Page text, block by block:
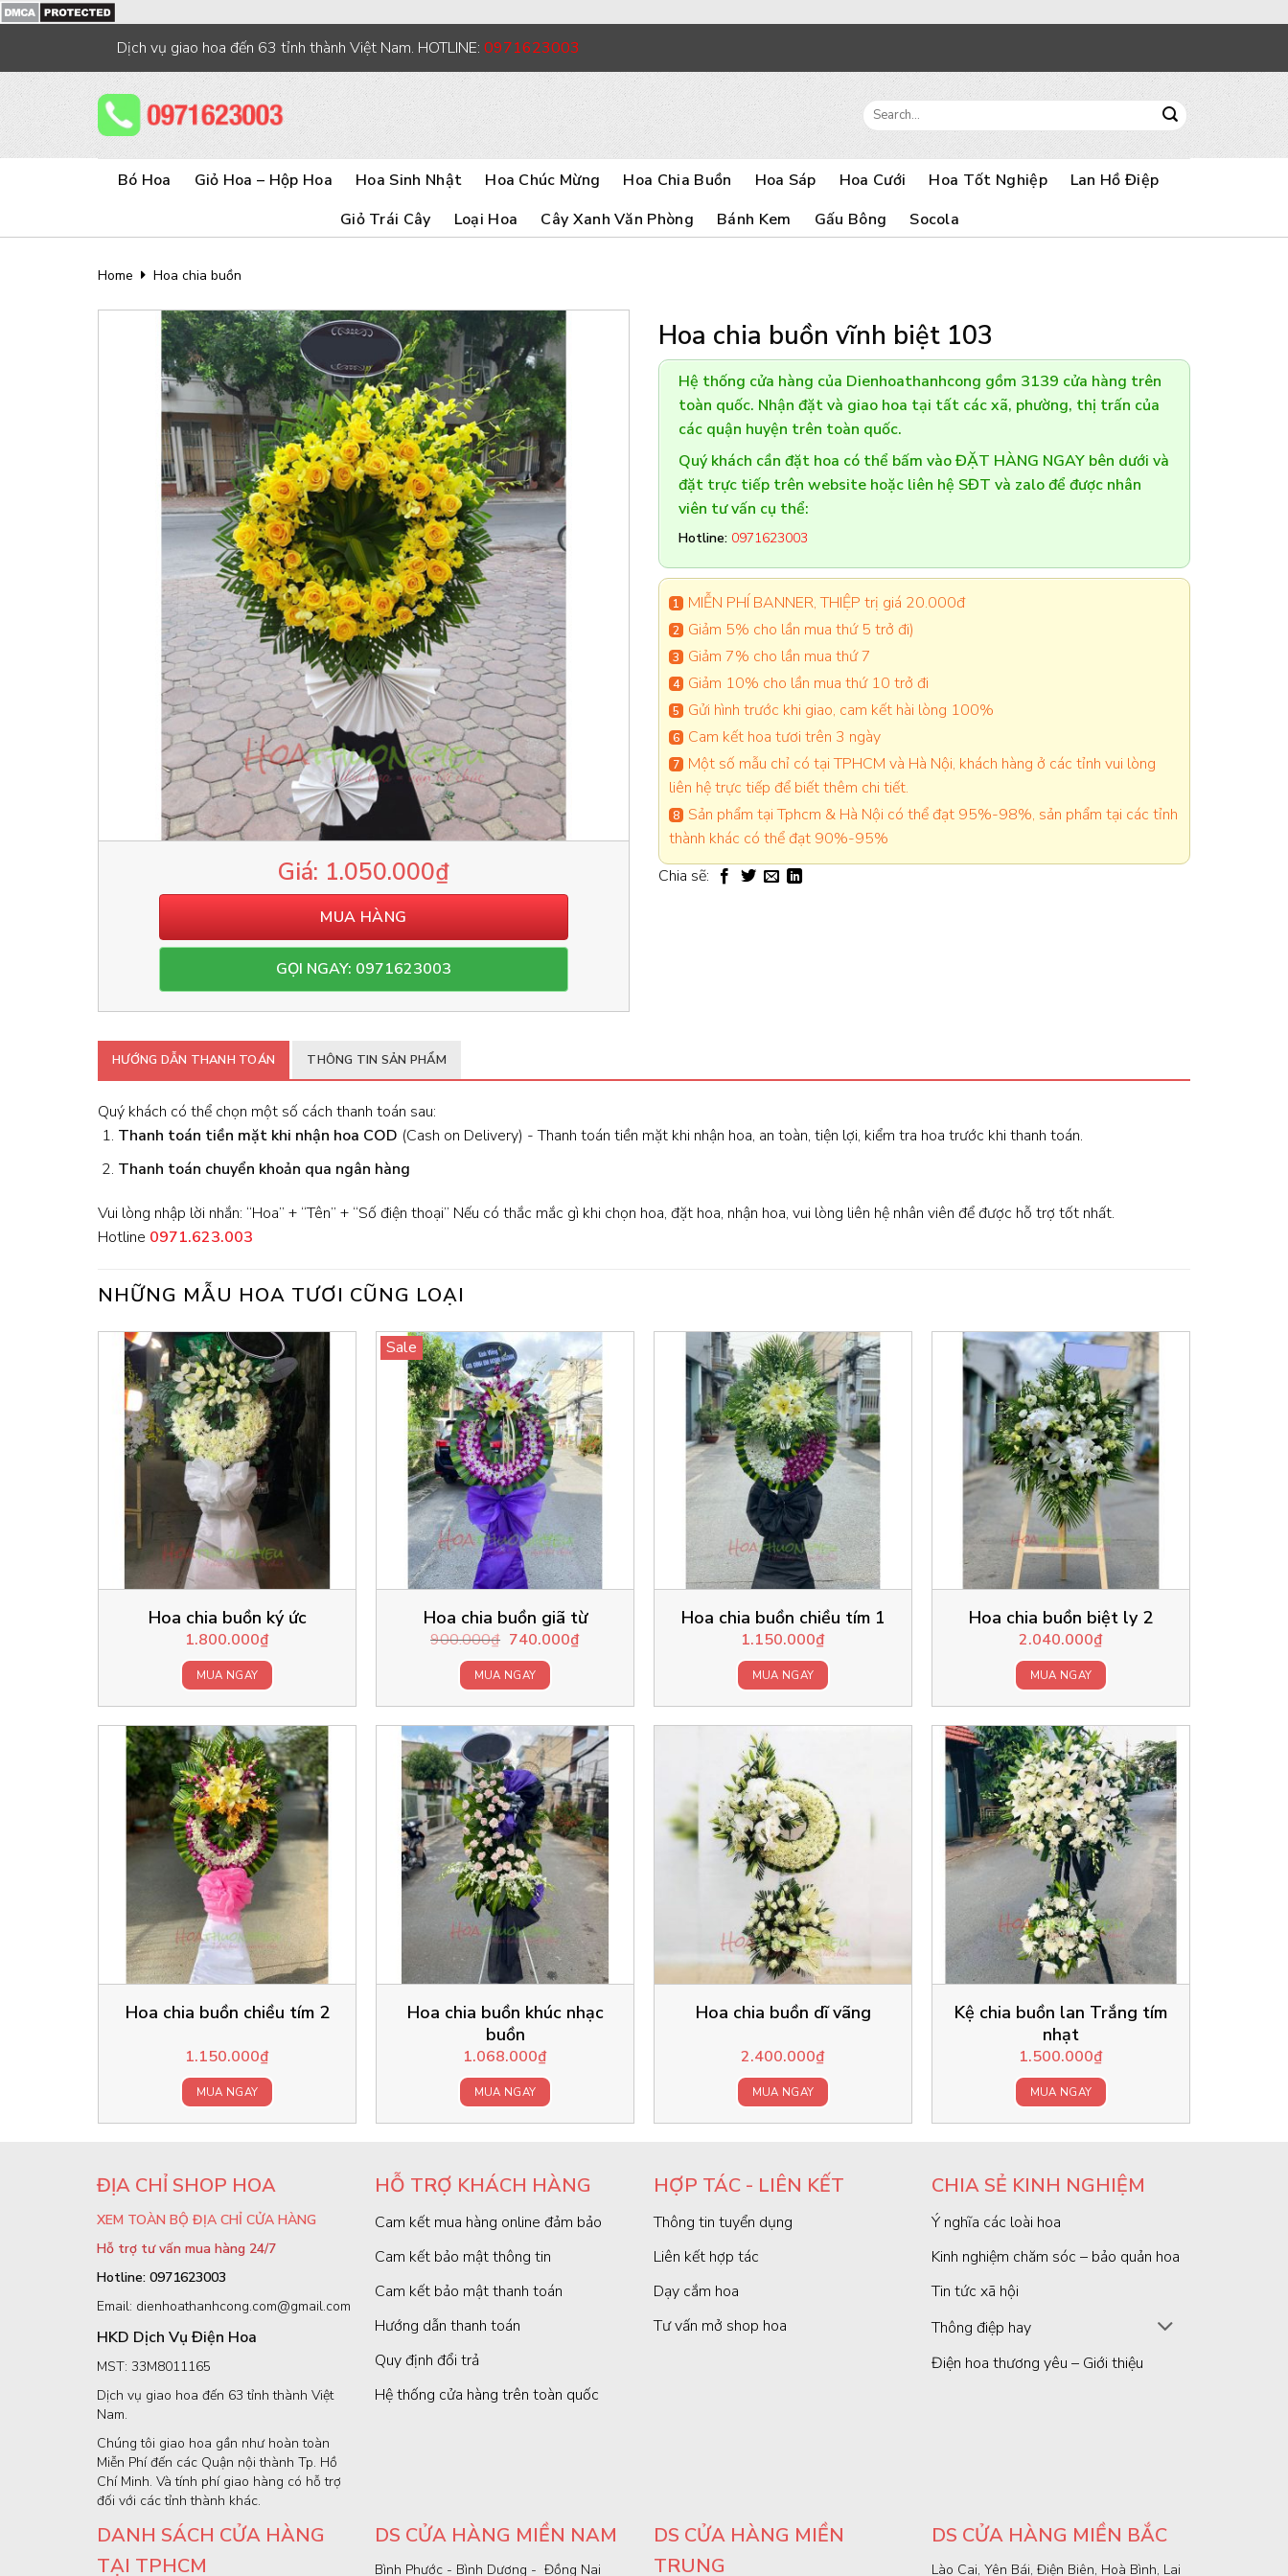
content
Dịch vụ giao hoa đến 63 tỉnh thành Việt Nam. HOTLINE: 0971623003
Search
for:
Bó Hoa Giỏ Hoa – Hộp Hoa Hoa Sinh Nhật Hoa Chúc Mừng Hoa Chia Buồn Hoa Sáp Hoa Cưới Hoa Tốt Nghiệp
Lan Hồ Điệp
Giỏ Trái Cây
Loại Hoa Cây Xanh Văn Phòng Bánh Kem Gấu Bông Socola
Home Hoa chia buồn
1.050.000₫
MUA HÀNG
GỌI NGAY: 0971623003
Hoa chia buồn vĩnh biệt 103
Hệ thống cửa hàng của Dienhoathanhcong gồm 3139 cửa hàng trên
toàn quốc. Nhận đặt và giao hoa tại tất các xã, phường, thị trấn của
các quận huyện trên toàn quốc.
Quý khách cần đặt hoa có thể bấm vào ĐẶT HÀNG NGAY bên dưới và
đặt trực tiếp trên website hoặc liên hệ SĐT và zalo để được nhân
viên tư vấn cụ thể:
Hotline: 0971623003
MIỄN PHÍ BANNER, THIỆP trị giá 20.000đ
Giảm 5% cho lần mua thứ 5 trở đi)
Giảm 7% cho lần mua thứ 7
Giảm 10% cho lần mua thứ 10 trở đi
Gửi hình trước khi giao, cam kết hài lòng 100%
Cam kết hoa tươi trên 3 ngày
Một số mẫu chỉ có tại TPHCM và Hà Nội, khách hàng ở các tỉnh vui lòng
liên hệ trực tiếp để biết thêm chi tiết.
Sản phẩm tại Tphcm & Hà Nội có thể đạt 95%-98%, sản phẩm tại các tỉnh
thành khác có thể đạt 90%-95%
Chia sẽ:
HƯỚNG DẪN THANH TOÁN THÔNG TIN SẢN PHẨM
Quý khách có thể chọn một số cách thanh toán sau:
Thanh toán tiền mặt khi nhận hoa COD (Cash on Delivery) - Thanh toán tiền mặt khi nhận hoa, an toàn, tiện lợi, kiểm tra hoa trước khi thanh toán.
Thanh toán chuyển khoản qua ngân hàng
Vui lòng nhập lời nhắn: “Hoa” + “Tên” + “Số điện thoại” Nếu có thắc mắc gì khi chọn hoa, đặt hoa, nhận hoa, vui lòng liên hệ nhân viên để được hỗ trợ tốt nhất.
Hotline 0971.623.003
NHỮNG MẪU HOA TƯƠI CŨNG LOẠI
Hoa chia buồn ký ức
1.800.000₫
MUA NGAY
Sale
Hoa chia buồn giã từ
900.000₫ Original
was:
900.000₫.
740.000₫Current
MUA NGAY
Hoa chia buồn chiều tím 1
1.150.000₫
MUA NGAY
Hoa chia buồn biệt ly 2
2.040.000₫
MUA NGAY
Hoa chia buồn chiều tím 2
1.150.000₫
MUA NGAY
Hoa chia buồn khúc nhạc
buồn
1.068.000₫
MUA NGAY
Hoa chia buồn dĩ vãng
2.400.000₫
MUA NGAY
Kệ chia buồn lan Trắng tím
nhạt
1.500.000₫
MUA NGAY
ĐỊA CHỈ SHOP HOA
XEM TOÀN BỘ ĐỊA CHỈ CỬA HÀNG
Hỗ trợ tư vấn mua hàng 24/7
Hotline: 0971623003
Email: dienhoathanhcong.com@gmail.com
HKD Dịch Vụ Điện Hoa
MST: 33M8011165
Dịch vụ giao hoa đến 63 tỉnh thành Việt
Nam.
Chúng tôi giao hoa gần như hoàn toàn
Miễn Phí đến các Quận nội thành Tp. Hồ
Chí Minh. Và tính phí giao hàng có hỗ trợ
đối với các tỉnh thành khác.
HỖ TRỢ KHÁCH HÀNG
Cam kết mua hàng online đảm bảo
Cam kết bảo mật thông tin
Cam kết bảo mật thanh toán
Hướng dẫn thanh toán
Quy định đổi trả
Hệ thống cửa hàng trên toàn quốc
HỢP TÁC - LIÊN KẾT
Thông tin tuyển dụng
Liên kết hợp tác
Dạy cắm hoa
Tư vấn mở shop hoa
CHIA SẺ KINH NGHIỆM
Ý nghĩa các loài hoa
Kinh nghiệm chăm sóc – bảo quản hoa
Tin tức xã hội
Thông điệp hay
Điện hoa thương yêu – Giới thiệu
DANH SÁCH CỬA HÀNG
TẠI TPHCM
DS CỬA HÀNG MIỀN NAM
Bình Phước - Bình Dương - Đồng Nai
DS CỬA HÀNG MIỀN
TRUNG
DS CỬA HÀNG MIỀN BẮC
Lào Cai, Yên Bái, Điện Biên, Hoà Bình, Lai